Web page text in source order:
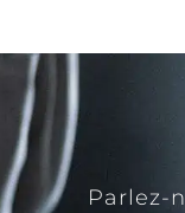
Parlez-